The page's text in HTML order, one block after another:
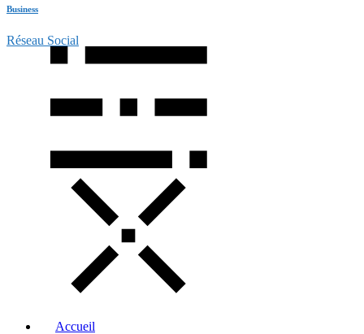
Business
Réseau Social
Accueil